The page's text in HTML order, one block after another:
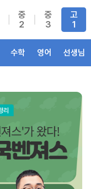
중
2
중
3
고
1
수학 영어 선생님